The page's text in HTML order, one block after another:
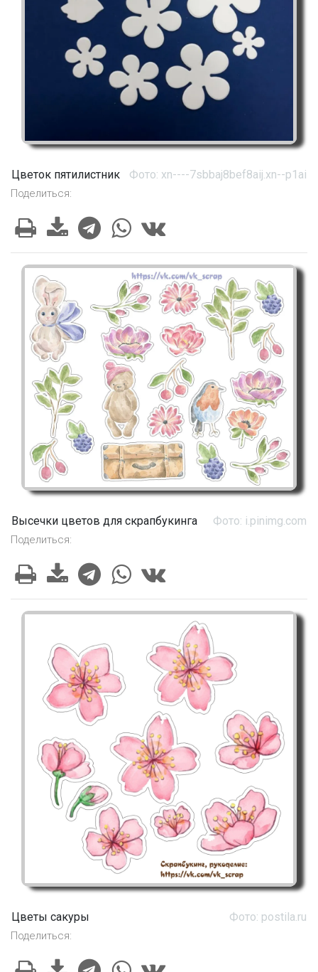
Цветок пятилистник Фото: xn----7sbbaj8bef8aij.xn--p1ai
Поделиться:
Высечки цветов для скрапбукинга Фото: i.pinimg.com
Поделиться:
Цветы сакуры Фото: postila.ru
Поделиться: